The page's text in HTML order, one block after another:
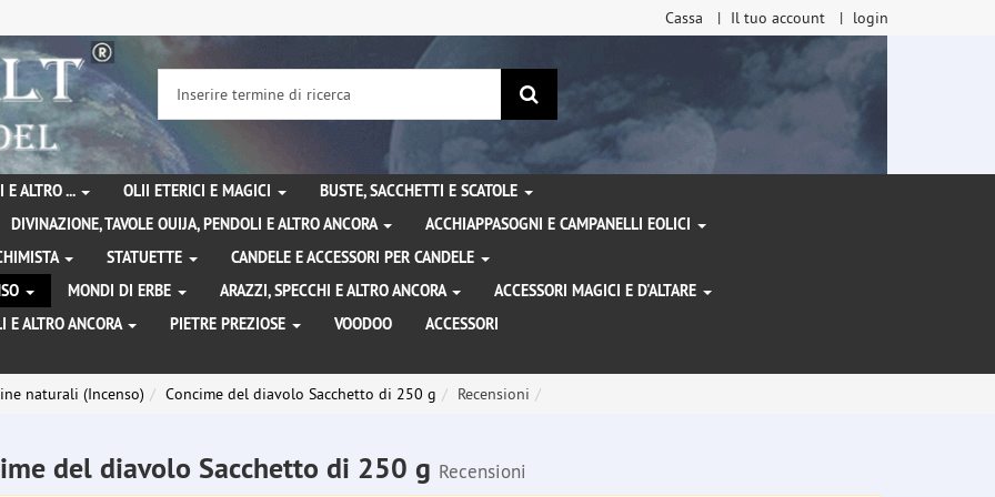
Cassa Il tuo account login
ricerca
ALTRO ... OLII ETERICI E MAGICI
BUSTE, SACCHETTI E SCATOLE
DIVINAZIONE, TAVOLE OUIJA, PENDOLI E ALTRO ANCORA
ACCHIAPPASOGNI E CAMPANELLI EOLICI
STATUETTE
CANDELE E ACCESSORI PER CANDELE
MONDI DI ERBE ARAZZI, SPECCHI E ALTRO ANCORA
ACCESSORI MAGICI E D'ALTARE
E ALTRO ANCORA PIETRE PREZIOSE VOODOO
ACCESSORI
naturali (Incenso) Concime del diavolo Sacchetto di 250 g Recensioni
del diavolo Sacchetto di 250 g Recensioni